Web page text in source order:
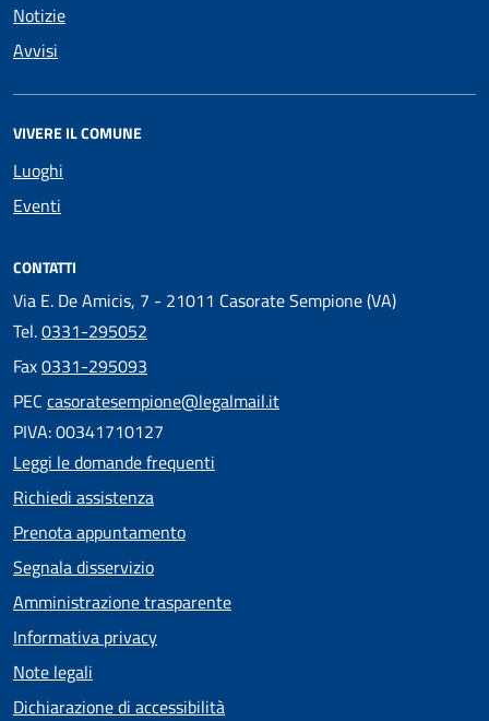
Notizie
Avvisi
VIVERE IL COMUNE
Luoghi
Eventi
CONTATTI
Via E. De Amicis, 7 - 21011 Casorate Sempione (VA)
Tel.0331-295052
Fax0331-295093
PEC casoratesempione@legalmail.it
PIVA: 00341710127
Leggi le domande frequenti
Richiedi assistenza
Prenota appuntamento
Segnala disservizio
Amministrazione trasparente
Informativa privacy
Note legali
Dichiarazione di accessibilità